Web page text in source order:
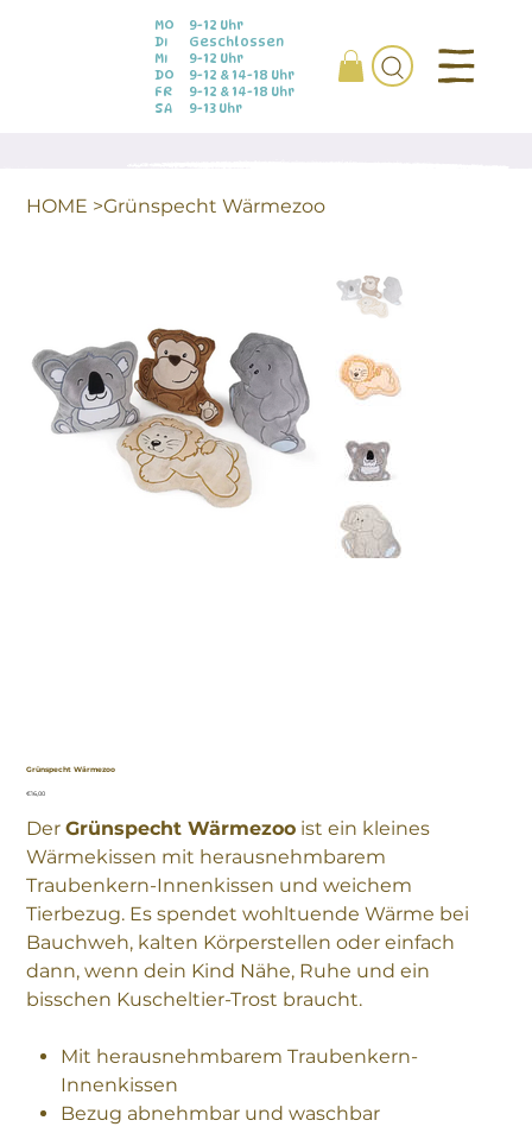
MO
DI
MI
DO
FR
SA
9-12 Uhr
Geschlossen
9-12 Uhr
9-12 & 14-18 Uhr
9-12 & 14-18 Uhr
9-13 Uhr
HOME >Grünspecht Wärmezoo
Grünspecht Wärmezoo
Preis
€16,00
DerGrünspecht Wärmezoo ist ein kleines
Wärmekissen mit herausnehmbarem
Traubenkern-Innenkissen und weichem
Tierbezug. Es spendet wohltuende Wärme bei
Bauchweh, kalten Körperstellen oder einfach
dann, wenn dein Kind Nähe, Ruhe und ein
bisschen Kuscheltier-Trost braucht.
Mit herausnehmbarem Traubenkern-
Innenkissen
Bezug abnehmbar und waschbar